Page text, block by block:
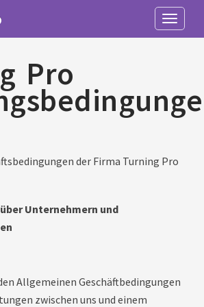
Toggle
Pro
der Firma Turning Pro
Unternehmern und
Allgemeinen Geschäftbedingungen
zwischen uns und einem